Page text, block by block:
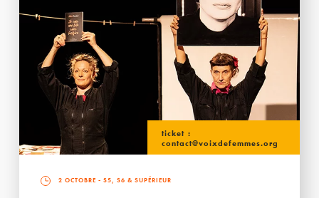
ticket :
contact@voixdefemmes.org
2 OCTOBRE - S5, S6 & SUPÉRIEUR